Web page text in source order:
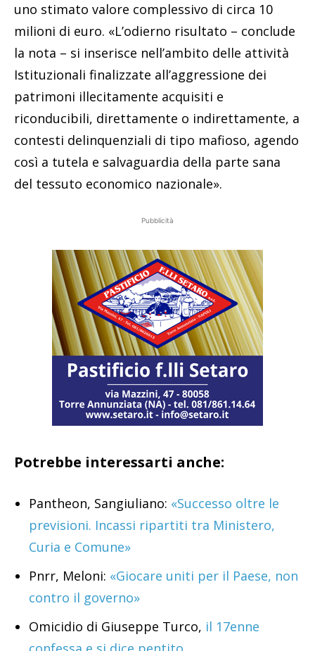
uno stimato valore complessivo di circa 10
milioni di euro. «L’odierno risultato – conclude
la nota – si inserisce nell’ambito delle attività
Istituzionali finalizzate all’aggressione dei
patrimoni illecitamente acquisiti e
riconducibili, direttamente o indirettamente, a
contesti delinquenziali di tipo mafioso, agendo
così a tutela e salvaguardia della parte sana
del tessuto economico nazionale».
Pubblicità
Potrebbe interessarti anche:
Pantheon, Sangiuliano: «Successo oltre le
previsioni. Incassi ripartiti tra Ministero,
Curia e Comune»
Pnrr, Meloni: «Giocare uniti per il Paese, non
contro il governo»
Omicidio di Giuseppe Turco, il 17enne